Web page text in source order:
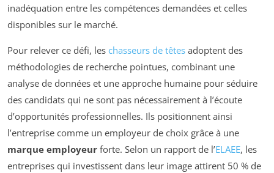
inadéquation entre les compétences demandées et celles
disponibles sur le marché.
Pour relever ce défi, les chasseurs de têtes adoptent des
méthodologies de recherche pointues, combinant une
analyse de données et une approche humaine pour séduire
des candidats qui ne sont pas nécessairement à l’écoute
d’opportunités professionnelles. Ils positionnent ainsi
l’entreprise comme un employeur de choix grâce à une
marque employeur forte. Selon un rapport de l’ELAEE, les
entreprises qui investissent dans leur image attirent 50 % de